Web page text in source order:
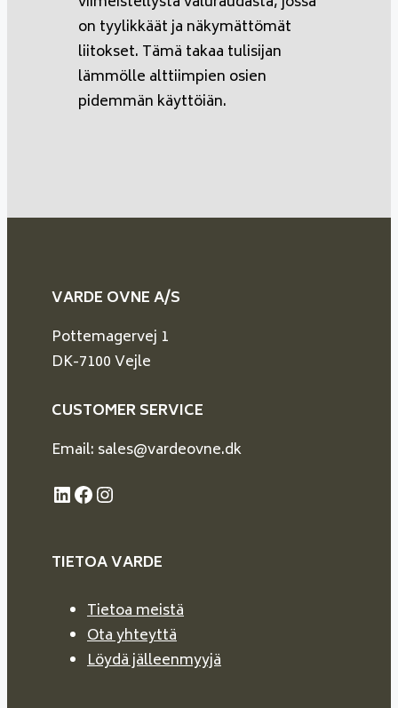
on tyylikkäät ja näkymättömät
liitokset. Tämä takaa tulisijan
lämmölle alttiimpien osien
pidemmän käyttöiän.
VARDE OVNE A/S
Pottemagervej 1
DK-7100 Vejle
CUSTOMER SERVICE
Email: sales@vardeovne.dk
LinkedIn
Facebook
Instagram
TIETOA VARDE
Tietoa meistä
Ota yhteyttä
Löydä jälleenmyyjä